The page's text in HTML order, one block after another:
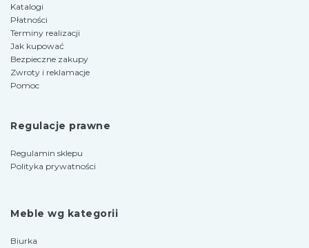
Katalogi
Płatności
Terminy realizacji
Jak kupować
Bezpieczne zakupy
Zwroty i reklamacje
Pomoc
Regulacje prawne
Regulamin sklepu
Polityka prywatności
Meble wg kategorii
Biurka